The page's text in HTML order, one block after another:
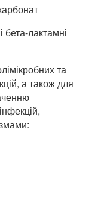
бета-лактамні
та
а також для